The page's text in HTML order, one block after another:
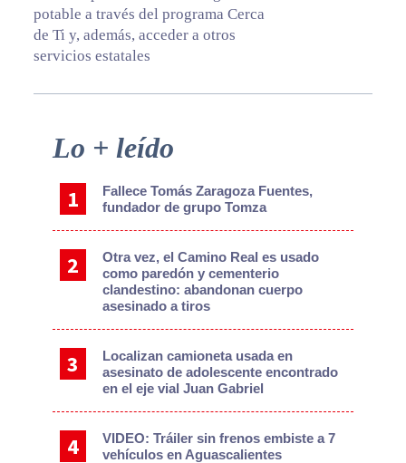
potable a través del programa Cerca
de Ti y, además, acceder a otros
servicios estatales
Primary
Sidebar
Lo + leído
Fallece Tomás Zaragoza Fuentes,
fundador de grupo Tomza
Otra vez, el Camino Real es usado
como paredón y cementerio
clandestino: abandonan cuerpo
asesinado a tiros
Localizan camioneta usada en
asesinato de adolescente encontrado
en el eje vial Juan Gabriel
VIDEO: Tráiler sin frenos embiste a 7
vehículos en Aguascalientes